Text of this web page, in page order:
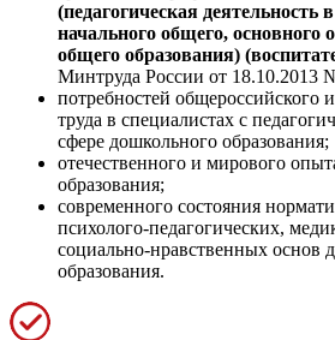
(педагогическая деятельность
начального общего, основного
общего образования)
Минтруда России от 18.10.2013
потребностей общероссийского
труда в специалистах с
сфере дошкольного образования;
отечественного и мирового
образования;
современного состояния
психолого-педагогических,
социально-нравственных основ
образования.